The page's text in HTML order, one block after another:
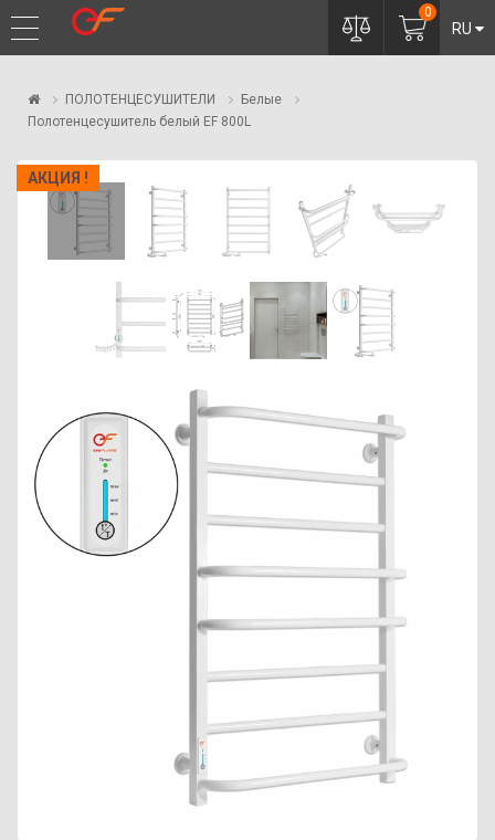
RU
0
ПОЛОТЕНЦЕСУШИТЕЛИ
Белые
Полотенцесушитель белый EF 800L
АКЦИЯ !